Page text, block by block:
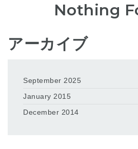
Nothing
アーカイブ
September 2025
January 2015
December 2014